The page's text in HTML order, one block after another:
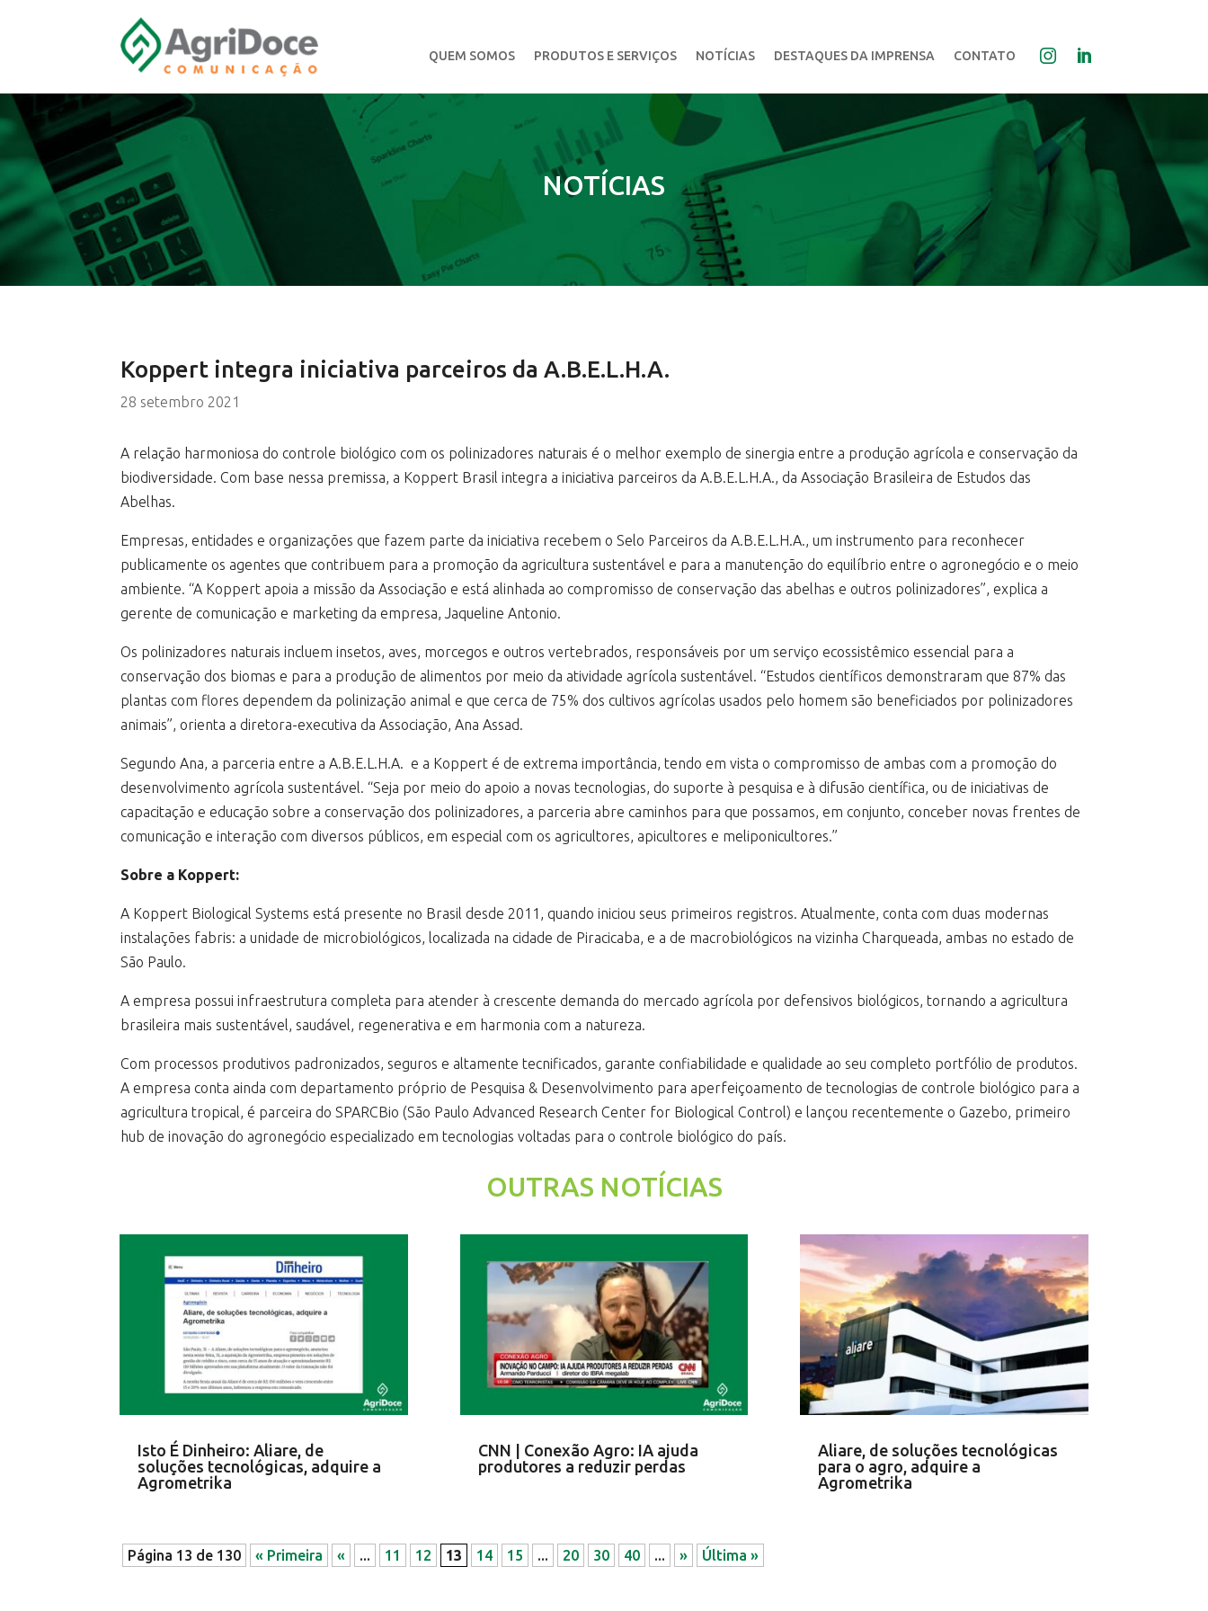
QUEM SOMOS PRODUTOS E SERVIÇOS NOTÍCIAS DESTAQUES DA IMPRENSA CONTATO
NOTÍCIAS
Koppert integra iniciativa parceiros da A.B.E.L.H.A.
28 setembro 2021
A relação harmoniosa do controle biológico com os polinizadores naturais é o melhor exemplo de sinergia entre a produção agrícola e conservação da
biodiversidade. Com base nessa premissa, a Koppert Brasil integra a iniciativa parceiros da A.B.E.L.H.A., da Associação Brasileira de Estudos das
Abelhas.
Empresas, entidades e organizações que fazem parte da iniciativa recebem o Selo Parceiros da A.B.E.L.H.A., um instrumento para reconhecer
publicamente os agentes que contribuem para a promoção da agricultura sustentável e para a manutenção do equilíbrio entre o agronegócio e o meio
ambiente. “A Koppert apoia a missão da Associação e está alinhada ao compromisso de conservação das abelhas e outros polinizadores”, explica a
gerente de comunicação e marketing da empresa, Jaqueline Antonio.
Os polinizadores naturais incluem insetos, aves, morcegos e outros vertebrados, responsáveis por um serviço ecossistêmico essencial para a
conservação dos biomas e para a produção de alimentos por meio da atividade agrícola sustentável. “Estudos científicos demonstraram que 87% das
plantas com flores dependem da polinização animal e que cerca de 75% dos cultivos agrícolas usados pelo homem são beneficiados por polinizadores
animais”, orienta a diretora-executiva da Associação, Ana Assad.
Segundo Ana, a parceria entre a A.B.E.L.H.A. e a Koppert é de extrema importância, tendo em vista o compromisso de ambas com a promoção do
desenvolvimento agrícola sustentável. “Seja por meio do apoio a novas tecnologias, do suporte à pesquisa e à difusão científica, ou de iniciativas de
capacitação e educação sobre a conservação dos polinizadores, a parceria abre caminhos para que possamos, em conjunto, conceber novas frentes de
comunicação e interação com diversos públicos, em especial com os agricultores, apicultores e meliponicultores.”
Sobre a Koppert:
A Koppert Biological Systems está presente no Brasil desde 2011, quando iniciou seus primeiros registros. Atualmente, conta com duas modernas
instalações fabris: a unidade de microbiológicos, localizada na cidade de Piracicaba, e a de macrobiológicos na vizinha Charqueada, ambas no estado de
São Paulo.
A empresa possui infraestrutura completa para atender à crescente demanda do mercado agrícola por defensivos biológicos, tornando a agricultura
brasileira mais sustentável, saudável, regenerativa e em harmonia com a natureza.
Com processos produtivos padronizados, seguros e altamente tecnificados, garante confiabilidade e qualidade ao seu completo portfólio de produtos.
A empresa conta ainda com departamento próprio de Pesquisa & Desenvolvimento para aperfeiçoamento de tecnologias de controle biológico para a
agricultura tropical, é parceira do SPARCBio (São Paulo Advanced Research Center for Biological Control) e lançou recentemente o Gazebo, primeiro
hub de inovação do agronegócio especializado em tecnologias voltadas para o controle biológico do país.
OUTRAS NOTÍCIAS
Isto É Dinheiro: Aliare, de
soluções tecnológicas, adquire a
Agrometrika
CNN | Conexão Agro: IA ajuda
produtores a reduzir perdas
Aliare, de soluções tecnológicas
para o agro, adquire a
Agrometrika
Página 13 de 130 « Primeira « ... 11 12 13 14 15 ... 20 30 40 ... » Última »